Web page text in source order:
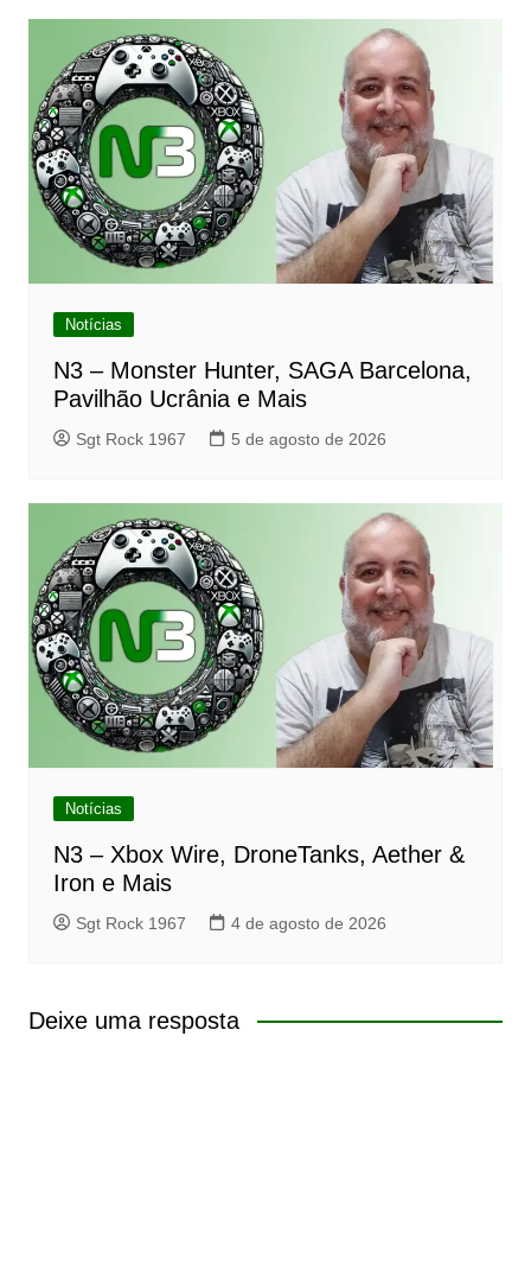
Notícias
N3 – Monster Hunter, SAGA Barcelona,
Pavilhão Ucrânia e Mais
Sgt Rock 1967 5 de agosto de 2026
Notícias
N3 – Xbox Wire, DroneTanks, Aether &
Iron e Mais
Sgt Rock 1967 4 de agosto de 2026
Deixe uma resposta